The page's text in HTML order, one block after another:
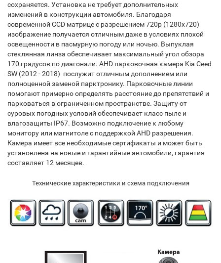
сохраняется. Установка не требует дополнительных
изменений в конструкции автомобиля. Благодаря
современной CCD матрице с разрешением 720p (1280х720)
изображение получается отличным даже в условиях плохой
освещенности в пасмурную погоду или ночью. Выпуклая
стеклянная линза обеспечивает максимальный угол обзора
170 градусов по диагонали. AHD парковочная камера Kia Ceed
SW (2012 - 2018) послужит отличным дополнением или
полноценной заменой парктронику. Парковочные линии
помогают примерно определять расстояние до препятствий и
парковаться в ограниченном пространстве. Защиту от
суровых погодных условий обеспечивает класс пыле и
влагозащиты IP67. Возможно подключение к любому
монитору или магнитоле с поддержкой AHD разрешения.
Камера имеет все необходимые сертификаты и может быть
установлена на новые и гарантийные автомобили, гарантия
составляет 12 месяцев.
Технические характеристики и схема подключения